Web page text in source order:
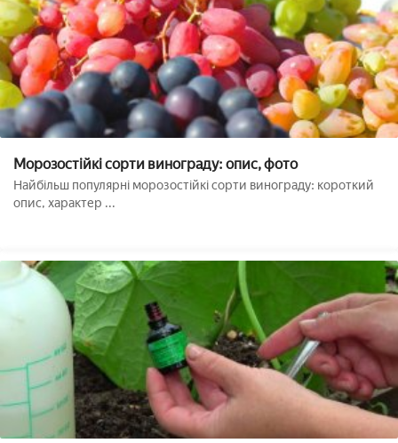
Морозостійкі сорти винограду: опис, фото
Найбільш популярні морозостійкі сорти винограду: короткий
опис, характер ...